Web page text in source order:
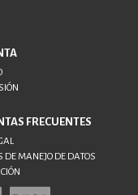
FRECUENTES
DE MANEJO DE DATOS